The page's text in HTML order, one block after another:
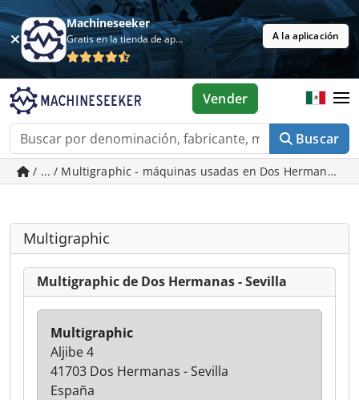
Machineseeker
Gratis en la tienda de aplicaciones A la aplicación
Buscar
Vender
/ ... / Multigraphic - máquinas usadas en Dos Hermanas -
Multigraphic
Multigraphic de Dos Hermanas - Sevilla
Multigraphic
Aljibe 4
41703 Dos Hermanas - Sevilla
España